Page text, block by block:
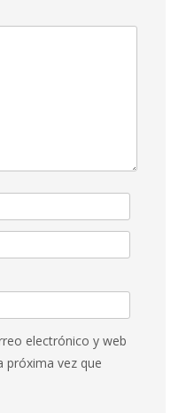
electrónico y web
próxima vez que